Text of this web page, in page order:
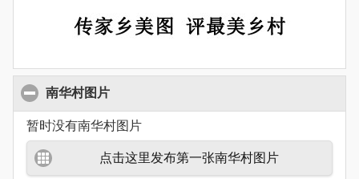
南华村图片
暂时没有南华村图片
点击这里发布第一张南华村图片